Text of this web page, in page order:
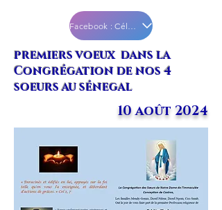
premiers voeux dans la
Congrégation de nos 4
soeurs au sénegal
10 août 2024